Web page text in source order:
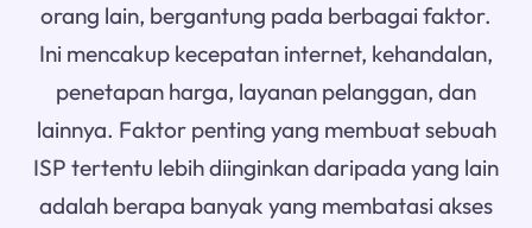
orang lain, bergantung pada berbagai faktor.
Ini mencakup kecepatan internet, kehandalan,
penetapan harga, layanan pelanggan, dan
lainnya. Faktor penting yang membuat sebuah
ISP tertentu lebih diinginkan daripada yang lain
adalah berapa banyak yang membatasi akses